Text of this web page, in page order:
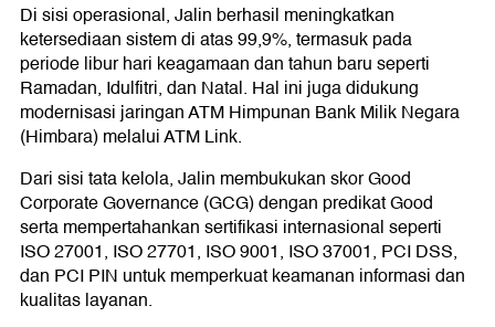
Di sisi operasional, Jalin berhasil meningkatkan
ketersediaan sistem di atas 99,9%, termasuk pada
periode libur hari keagamaan dan tahun baru seperti
Ramadan, Idulfitri, dan Natal. Hal ini juga didukung
modernisasi jaringan ATM Himpunan Bank Milik Negara
(Himbara) melalui ATM Link.
Dari sisi tata kelola, Jalin membukukan skor Good
Corporate Governance (GCG) dengan predikat Good
serta mempertahankan sertifikasi internasional seperti
ISO 27001, ISO 27701, ISO 9001, ISO 37001, PCI DSS,
dan PCI PIN untuk memperkuat keamanan informasi dan
kualitas layanan.